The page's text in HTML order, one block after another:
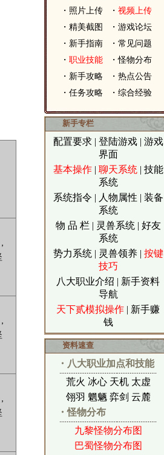
・ 照片上传 ・ 视频上传
・ 精美截图 ・ 游戏论坛
・ 新手指南 ・ 常见问题
・ 职业技能 ・怪物分布
・ 新手攻略 ・ 热点公告
・ 任务攻略 ・ 综合经验
新手专栏
配置要求 | 登陆游戏| 游戏
界面
基本操作| 聊天系统| 技能
系统
系统指令 | 人物属性 | 装备
系统
物 品 栏| 灵兽系统| 好友
系统
势力系统| 灵兽领养| 按键
技巧
八大职业介绍 | 新手资料
导航
天下贰模拟操作 | 新手赚
钱
资料速查
・八大职业加点和技能
荒火 冰心 天机 太虚
翎羽 魍魉 弈剑 云麓
・怪物分布
九黎怪物分布图
巴蜀怪物分布图